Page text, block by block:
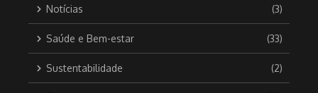
Notícias (3)
Saúde e Bem-estar (33)
Sustentabilidade (2)